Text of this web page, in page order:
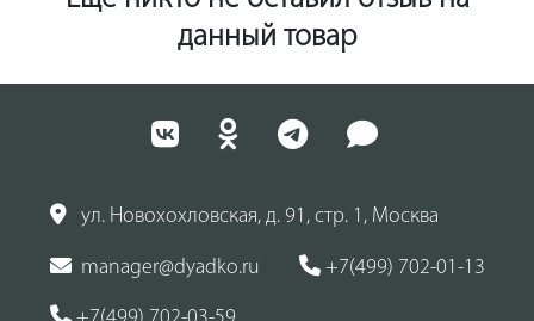
данный товар
ул. Новохохловская, д. 91, стр. 1, Москва
manager@dyadko.ru +7(499) 702-01-13